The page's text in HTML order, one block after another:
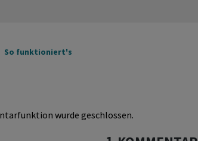
So funktioniert's
wurde geschlossen.